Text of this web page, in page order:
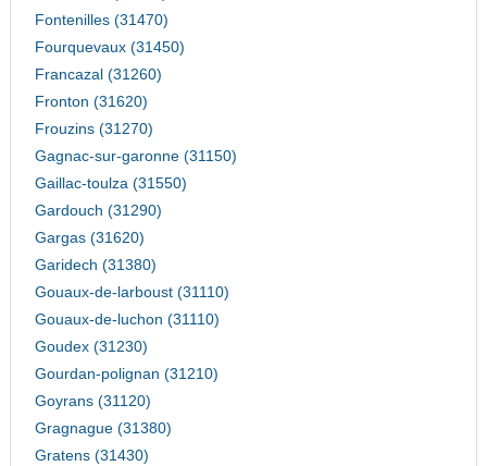
Fontenilles (31470)
Fourquevaux (31450)
Francazal (31260)
Fronton (31620)
Frouzins (31270)
Gagnac-sur-garonne (31150)
Gaillac-toulza (31550)
Gardouch (31290)
Gargas (31620)
Garidech (31380)
Gouaux-de-larboust (31110)
Gouaux-de-luchon (31110)
Goudex (31230)
Gourdan-polignan (31210)
Goyrans (31120)
Gragnague (31380)
Gratens (31430)